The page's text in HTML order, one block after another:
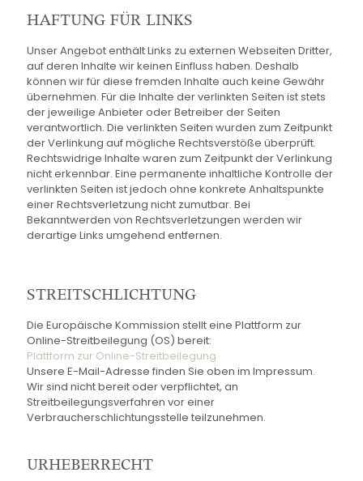
HAFTUNG FÜR LINKS
Unser Angebot enthält Links zu externen Webseiten Dritter,
auf deren Inhalte wir keinen Einfluss haben. Deshalb
können wir für diese fremden Inhalte auch keine Gewähr
übernehmen. Für die Inhalte der verlinkten Seiten ist stets
der jeweilige Anbieter oder Betreiber der Seiten
verantwortlich. Die verlinkten Seiten wurden zum Zeitpunkt
der Verlinkung auf mögliche Rechtsverstöße überprüft.
Rechtswidrige Inhalte waren zum Zeitpunkt der Verlinkung
nicht erkennbar. Eine permanente inhaltliche Kontrolle der
verlinkten Seiten ist jedoch ohne konkrete Anhaltspunkte
einer Rechtsverletzung nicht zumutbar. Bei
Bekanntwerden von Rechtsverletzungen werden wir
derartige Links umgehend entfernen.
STREITSCHLICHTUNG
Die Europäische Kommission stellt eine Plattform zur
Online-Streitbeilegung (OS) bereit:
Plattform zur Online-Streitbeilegung
Unsere E-Mail-Adresse finden Sie oben im Impressum.
Wir sind nicht bereit oder verpflichtet, an
Streitbeilegungsverfahren vor einer
Verbraucherschlichtungsstelle teilzunehmen.
URHEBERRECHT